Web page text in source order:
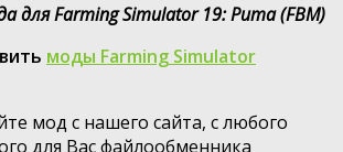
для Farming Simulator 19: Puma (FBM)
моды Farming Simulator
мод с нашего сайта, с любого
для Вас файлообменника